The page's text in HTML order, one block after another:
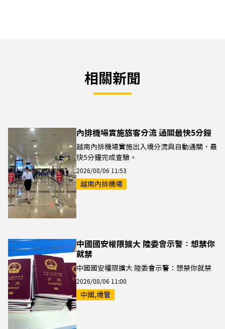
相關新聞
內排機場實施旅客分流 通關最快5分鐘
越南內排機場實施出入境分流與自動通關，最
快5分鐘完成查驗。
2026/08/06 11:53
越南內排機場
中國國安權限擴大 陸委會示警：想禁你
就禁
中國國安權限擴大 陸委會示警：想禁你就禁
2026/08/06 11:00
中國,境管